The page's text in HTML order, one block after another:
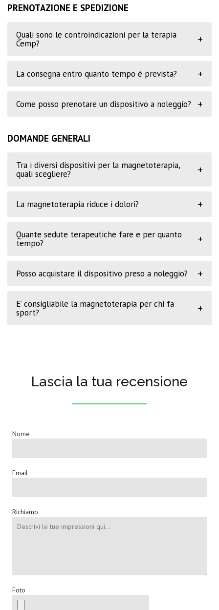
PRENOTAZIONE E SPEDIZIONE
Quali sono le controindicazioni per la terapia
Cemp?
+
La consegna entro quanto tempo è prevista? +
Come posso prenotare un dispositivo a noleggio? +
DOMANDE GENERALI
Tra i diversi dispositivi per la magnetoterapia,
quali scegliere?
+
La magnetoterapia riduce i dolori? +
Quante sedute terapeutiche fare e per quanto
tempo?
+
Posso acquistare il dispositivo preso a noleggio? +
E’ consigliabile la magnetoterapia per chi fa
sport?
+
Lascia la tua recensione
Nome
Email
Richiamo
Foto